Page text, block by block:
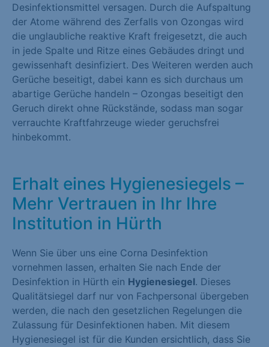
Desinfektionsmittel versagen. Durch die Aufspaltung
der Atome während des Zerfalls von Ozongas wird
die unglaubliche reaktive Kraft freigesetzt, die auch
in jede Spalte und Ritze eines Gebäudes dringt und
gewissenhaft desinfiziert. Des Weiteren werden auch
Gerüche beseitigt, dabei kann es sich durchaus um
abartige Gerüche handeln – Ozongas beseitigt den
Geruch direkt ohne Rückstände, sodass man sogar
verrauchte Kraftfahrzeuge wieder geruchsfrei
hinbekommt.
Erhalt eines Hygienesiegels –
Mehr Vertrauen in Ihr Ihre
Institution in Hürth
Wenn Sie über uns eine Corna Desinfektion
vornehmen lassen, erhalten Sie nach Ende der
Desinfektion in Hürth ein Hygienesiegel. Dieses
Qualitätsiegel darf nur von Fachpersonal übergeben
werden, die nach den gesetzlichen Regelungen die
Zulassung für Desinfektionen haben. Mit diesem
Hygienesiegel ist für die Kunden ersichtlich, dass Sie
Cookie-Informationen anzeigen
Externe Medien (1)
Inhalte von Videoplattformen und Social-Media-Plattformen
werden standardmäßig blockiert. Wenn Cookies von externen
Medien akzeptiert werden, bedarf der Zugriff auf diese Inhalte
keiner manuellen Einwilligung mehr.
Cookie-Informationen anzeigen